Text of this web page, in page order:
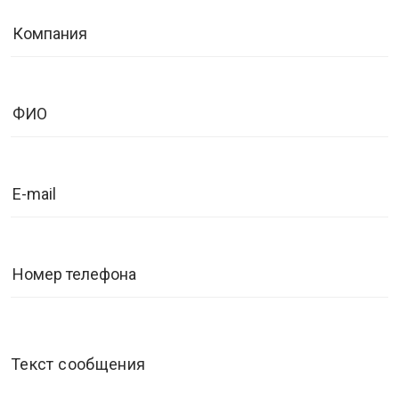
Текст сообщения